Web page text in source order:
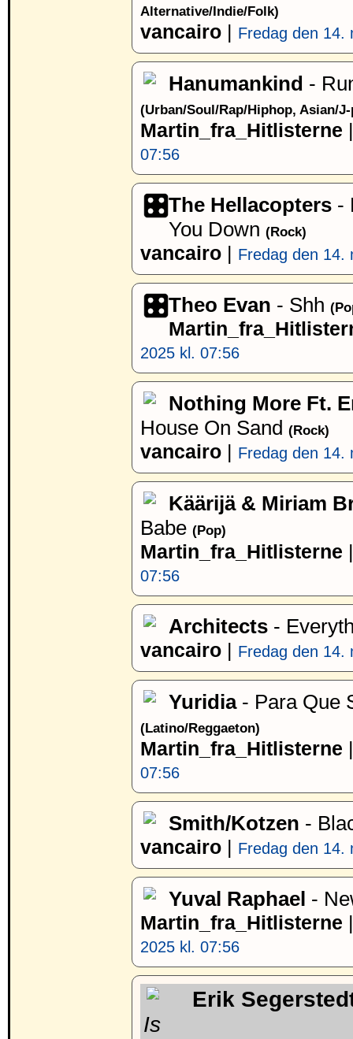
Alternative/Indie/Folk)
vancairo | Fredag den 14.
Hanumankind -
(Urban/Soul/Rap/Hiphop, Asian/
Martin_fra_Hitlisterne
07:56
The Hellacopters -
You Down (Rock)
vancairo | Fredag den 14.
Theo Evan - Shh
2025 kl. 07:56
Nothing More Ft.
House On Sand (Rock)
vancairo | Fredag den 14.
Käärijä & Miriam
Babe (Pop)
Martin_fra_Hitlisterne
07:56
Architects -
vancairo | Fredag den 14.
Yuridia- Para Que
(Latino/Reggaeton)
Martin_fra_Hitlisterne
07:56
Smith/Kotzen -
vancairo | Fredag den 14.
Yuval Raphael -
Martin_fra_Hitlisterne
2025 kl. 07:56
Erik
Is